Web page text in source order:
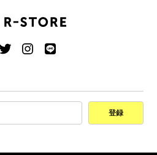
登録